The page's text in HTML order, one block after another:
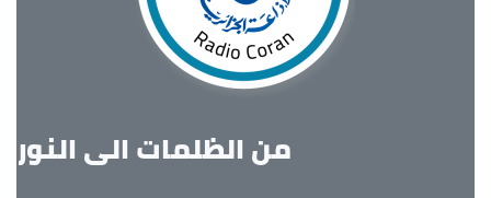
من الظلمات الى النور